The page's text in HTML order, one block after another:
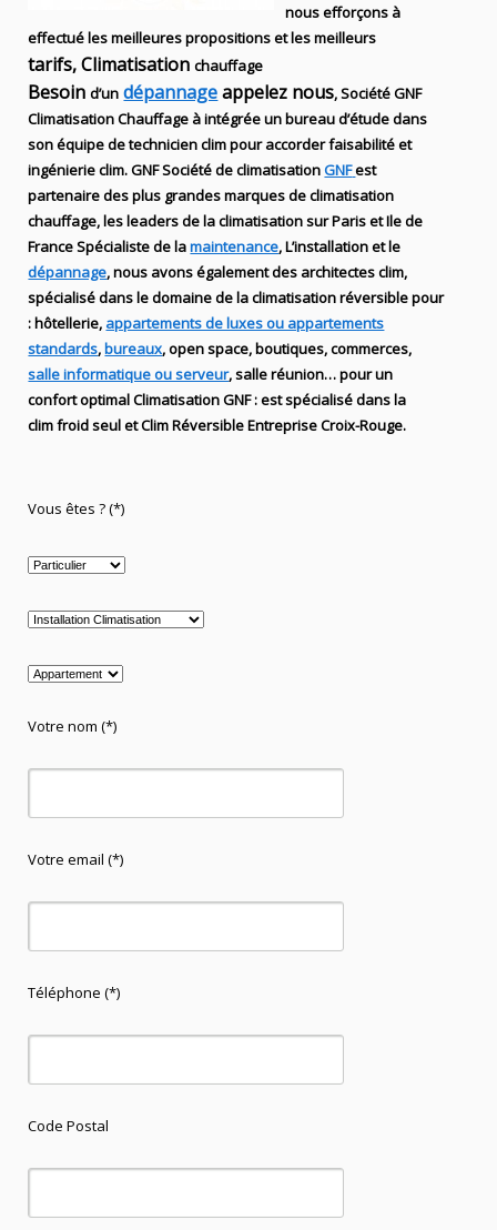
nous efforçons à
effectué les meilleures propositions et les meilleurs
tarifs, Climatisationchauffage
Besoind’un dépannageappelez nous, SociétéGNF
Climatisation Chauffage à intégrée un bureau d’étude dans
son équipe de technicienclimpour accorder faisabilité et
ingénierieclim.GNFSociété de climatisationGNFest
partenaire des plus grandes marques declimatisation
chauffage, les leadersde laclimatisation sur Paris et Ile de
France Spécialiste delamaintenance, L’installationet le
dépannage, nous avons également des architectes clim,
spécialisé dans le domaine de laclimatisation réversiblepour
: hôtellerie, appartements de luxes ou appartements
standards,bureaux, open space, boutiques, commerces,
salle informatique ou serveur, salle réunion… pour un
confort optimalClimatisationGNF:estspécialisédans la
climfroid seul et Clim Réversible Entreprise Croix-Rouge.
Vous êtes ? (*)
Votre nom (*)
Votre email (*)
Téléphone (*)
Code Postal